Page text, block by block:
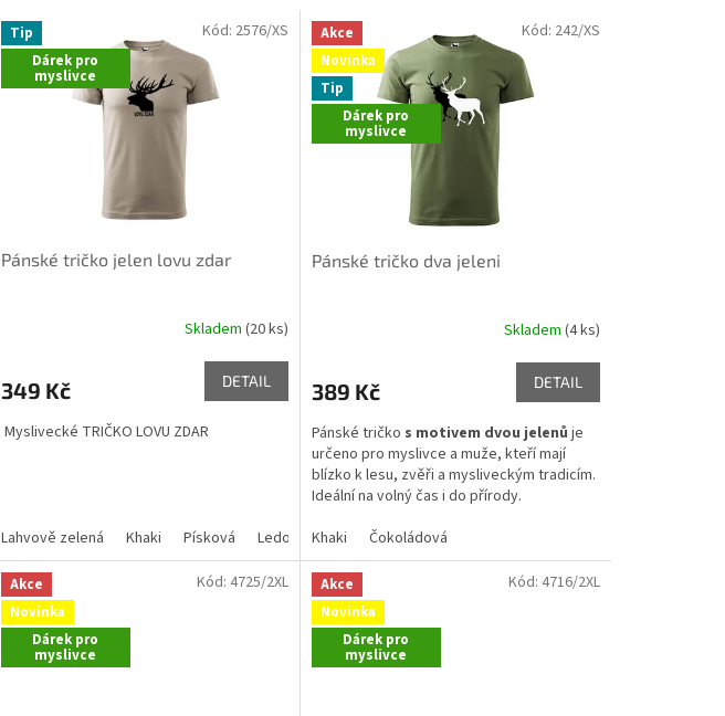
Tip
Dárek pro
myslivce
Pánské tričko jelen lovu zdar
je
z
Skladem (20 ks)
349 Kč DETAIL
Myslivecké TRIČKO LOVU ZDAR
Lahvově zelená Khaki Písková Ledově šedá
Kód: 2576/XS
Akce
Novinka
Tip
Dárek pro
myslivce
Pánské tričko dva jeleni
je
z
5
hvězdiček.
Skladem (4 ks)
389 Kč DETAIL
Pánské tričko s motivem dvou jelenů je
určeno pro myslivce a muže, kteří mají
blízko k lesu, zvěři a mysliveckým tradicím.
Ideální na volný čas i do přírody.
Khaki
Čokoládová
Kód: 242/XS
Akce
Novinka
Dárek pro
myslivce
Kód: 4725/2XL
Akce
Novinka
Dárek pro
myslivce
Kód: 4716/2XL